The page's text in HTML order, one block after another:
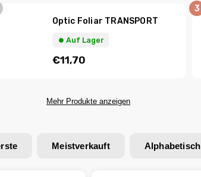
Optic Foliar TRANSPORT
⏺︎ Auf Lager
€11,70
Mehr Produkte anzeigen
Meistverkauft Alphabetisch